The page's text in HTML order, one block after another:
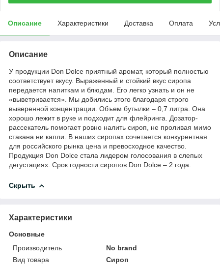
Описание Характеристики Доставка Оплата
Описание
У продукции Don Dolce приятный аромат, который полностью
соответствует вкусу. Выраженный и стойкий вкус сиропа
передается напиткам и блюдам. Его легко узнать и он не
«выветривается». Мы добились этого благодаря строго
выверенной концентрации. Объем бутылки – 0,7 литра. Она
хорошо лежит в руке и подходит для флейринга. Дозатор-
рассекатель помогает ровно налить сироп, не проливая мимо
стакана ни капли. В наших сиропах сочетается конкурентная
для российского рынка цена и превосходное качество.
Продукция Don Dolce стала лидером голосования в слепых
дегустациях. Срок годности сиропов Don Dolce – 2 года.
Скрыть
Характеристики
Основные
Производитель
No brand
Вид товара
Сироп